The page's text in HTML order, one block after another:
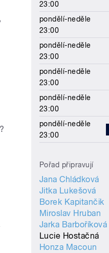
23:00
pondělí-neděle
23:00
pondělí-neděle
23:00
pondělí-neděle
23:00
pondělí-neděle
23:00
pondělí-neděle
23:00
Pořad připravují
Jana Chládková
Jitka Lukešová
Borek Kapitančik
Miroslav Hruban
Jarka Barboříková
Lucie Hostačná
Honza Macoun